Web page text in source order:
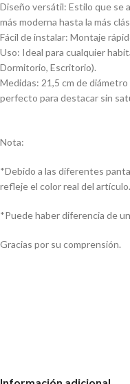
Diseño versátil: Estilo que se
más moderna hasta la más
Fácil de instalar: Montaje
Uso: Ideal para cualquier
Dormitorio, Escritorio).
Medidas: 21,5 cm de
perfecto para destacar sin
Nota:
*Debido a las diferentes
refleje el color real del artículo.
*Puede haber diferencia de
Gracias por su comprensión.